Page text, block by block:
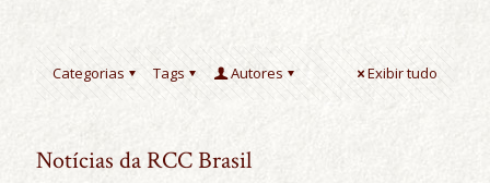
Categorias Tags Autores Exibir tudo
Notícias da RCC Brasil